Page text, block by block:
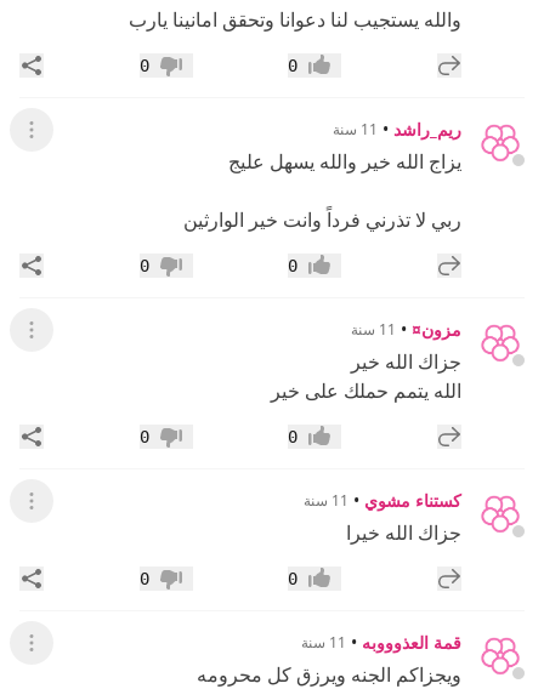
والله يستجيب لنا دعوانا وتحقق امانينا يارب
إضافة رد جديد إعجاب0 عدم إعجاب
0
ريم_راشد • 11 سنة عرض
يزاج الله خير والله يسهل عليج
ربي لا تذرني فرداً وانت خير الوارثين
إضافة رد جديد إعجاب0 عدم إعجاب
0
مزون¤ • 11 سنة عرض
جزاك الله خير
الله يتمم حملك على خير
إضافة رد جديد إعجاب0 عدم إعجاب
0
كستناء مشوي • 11 سنة عرض
جزاك الله خيرا
إضافة رد جديد إعجاب0 عدم إعجاب
0
قمة العذوووبه • 11 سنة عرض
ويجزاكم الجنه ويرزق كل محرومه